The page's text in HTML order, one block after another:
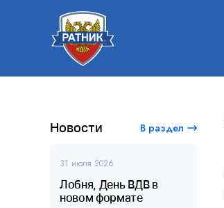
Новости В раздел
31 июля 2026
Лобня, День ВДВ в
новом формате